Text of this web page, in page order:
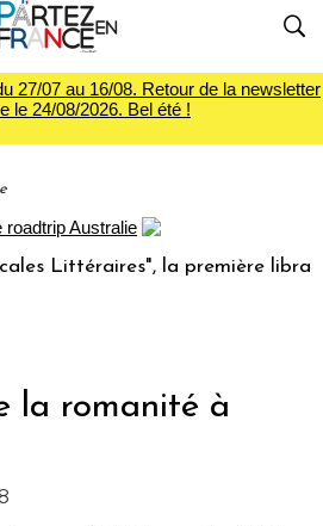
27/07 au 16/08. Retour de la newsletter
le 24/08/2026. Bel été !
la première librairie du
la romanité à